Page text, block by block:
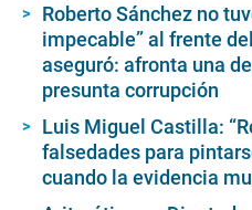
Roberto Sánchez no
impecable” al frente
aseguró: afronta una
presunta corrupción
Luis Miguel Castilla:
falsedades para
cuando la evidencia